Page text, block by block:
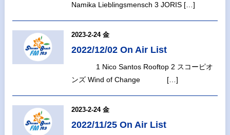
Namika Lieblingsmensch 3 JORIS […]
2023-2-24 金
2022/12/02 On Air List
1 Nico Santos Rooftop 2 スコーピオ
ンズ Wind of Change […]
2023-2-24 金
2022/11/25 On Air List